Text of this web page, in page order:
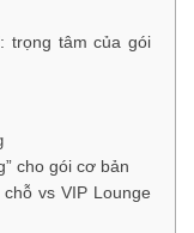
trọng tâm của gói
cho gói cơ bản
vs VIP Lounge